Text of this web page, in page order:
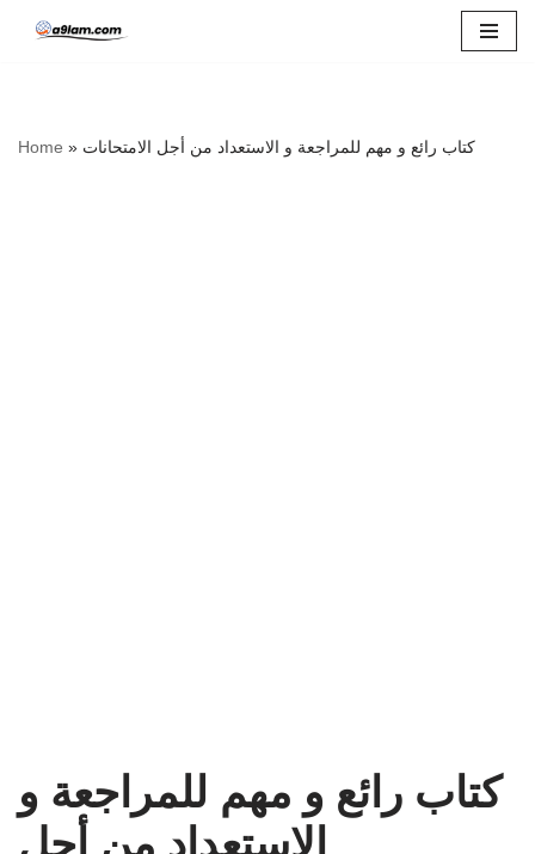
Home » كتاب رائع و مهم للمراجعة و الاستعداد من أجل الامتحانات
كتاب رائع و مهم للمراجعة و
الاستعداد من أجل